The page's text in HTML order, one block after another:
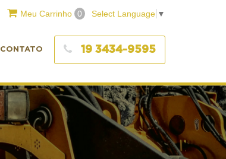
Meu Carrinho 0 Select Language ▼
CONTATO 19 3434-9595